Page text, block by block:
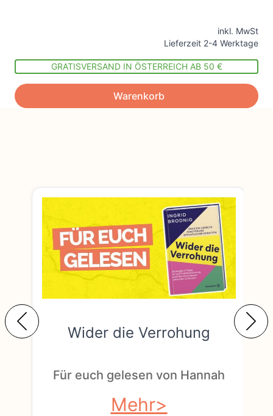
inkl. MwSt
Lieferzeit 2-4 Werktage
GRATISVERSAND IN ÖSTERREICH AB 50 €
Warenkorb
Wider die Verrohung
Für euch gelesen von Hannah
Mehr